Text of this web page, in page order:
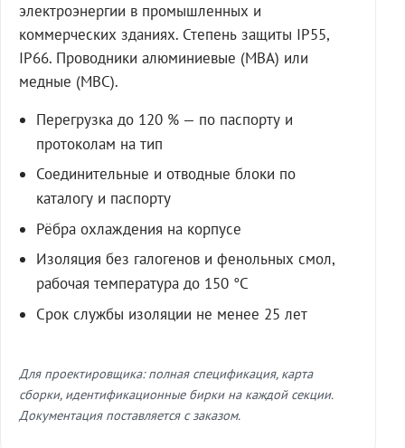
электроэнергии в промышленных и
коммерческих зданиях. Степень защиты IP55,
IP66. Проводники алюминиевые (МВА) или
медные (МВС).
Перегрузка до 120 % — по паспорту и
протоколам на тип
Соединительные и отводные блоки по
каталогу и паспорту
Рёбра охлаждения на корпусе
Изоляция без галогенов и фенольных смол,
рабочая температура до 150 °C
Срок службы изоляции не менее 25 лет
Для проектировщика: полная спецификация, карта
сборки, идентификационные бирки на каждой секции.
Документация поставляется с заказом.